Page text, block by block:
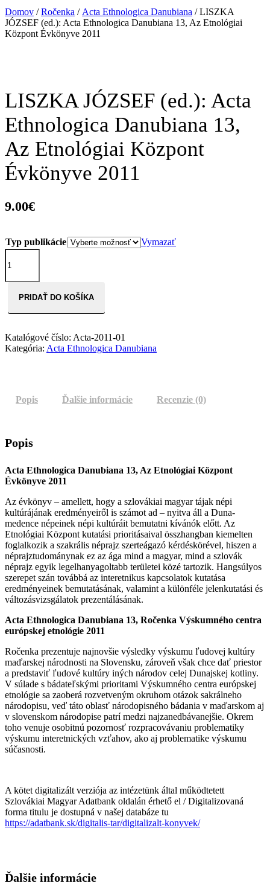
Domov /Ročenka / Acta Ethnologica Danubiana / LISZKA
JÓZSEF (ed.): Acta Ethnologica Danubiana 13, Az Etnológiai
Központ Évkönyve 2011
LISZKA JÓZSEF (ed.): Acta
Ethnologica Danubiana 13,
Az Etnológiai Központ
Évkönyve 2011
9.00€
Typ publikácie
Vymazať
množstvo
LISZKA
Acta
Az
Etnológiai
PRIDAŤ DO KOŠÍKA
Katalógové číslo: Acta-2011-01
Kategória: Acta Ethnologica Danubiana
Popis Ďalšie informácie Recenzie (0)
Popis
Acta Ethnologica Danubiana 13, Az Etnológiai Központ
Évkönyve 2011
Az évkönyv – amellett, hogy a szlovákiai magyar tájak népi
kultúrájának eredményeiről is számot ad – nyitva áll a Duna-
medence népeinek népi kultúráit bemutatni kívánók előtt. Az
Etnológiai Központ kutatási prioritásaival összhangban kiemelten
foglalkozik a szakrális néprajz szerteágazó kérdéskörével, hiszen a
néprajztudománynak ez az ága mind a magyar, mind a szlovák
néprajz egyik legelhanyagoltabb területei közé tartozik. Hangsúlyos
szerepet szán továbbá az interetnikus kapcsolatok kutatása
eredményeinek bemutatásának, valamint a különféle jelenkutatási és
változásvizsgálatok prezentálásának.
Acta Ethnologica Danubiana 13, Ročenka Výskumného centra
európskej etnológie 2011
Ročenka prezentuje najnovšie výsledky výskumu ľudovej kultúry
maďarskej národnosti na Slovensku, zároveň však chce dať priestor
a predstaviť ľudové kultúry iných národov celej Dunajskej kotliny.
V súlade s bádateľskými prioritami Výskumného centra európskej
etnológie sa zaoberá rozvetveným okruhom otázok sakrálneho
národopisu, veď táto oblasť národopisného bádania v maďarskom aj
v slovenskom národopise patrí medzi najzanedbávanejšie. Okrem
toho venuje osobitnú pozornosť rozpracovávaniu problematiky
výskumu interetnických vzťahov, ako aj problematike výskumu
súčasnosti.
A kötet digitalizált verziója az intézetünk által működtetett
Szlovákiai Magyar Adatbank oldalán érhető el / Digitalizovaná
forma titulu je dostupná v našej databáze tu
https://adatbank.sk/digitalis-tar/digitalizalt-konyvek/
Ďalšie informácie